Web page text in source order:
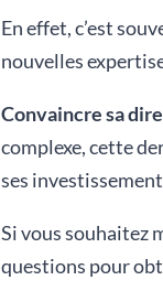
En effet, c’est
nouvelles
Convaincre sa
complexe, cette
ses
Si vous souhaitez
questions pour